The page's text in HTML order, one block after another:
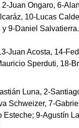
Juan Ongaro, 6-
10-Lucas
9-Daniel Salvatierra.
Juan Acosta, 14-
Sperduti, 18-
Luna, 2-
Schweizer, 7-
Esteche; 9-Agustín